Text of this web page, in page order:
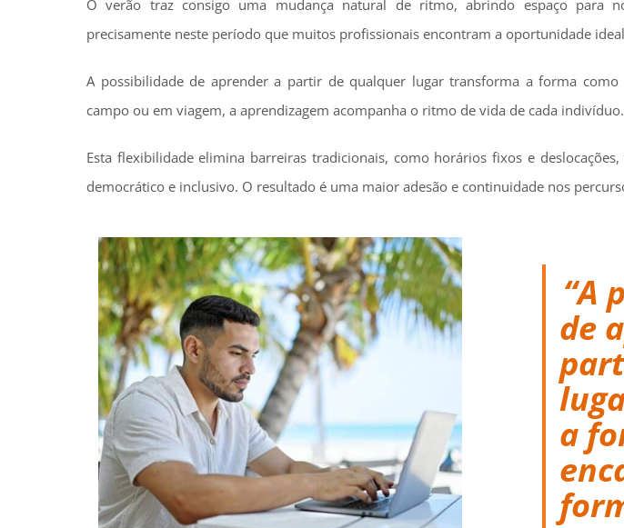
O verão traz consigo uma mudança natural de ritmo, abrindo espaço para
precisamente neste período que muitos profissionais encontram a oportunidade
A possibilidade de aprender a partir de qualquer lugar transforma a forma
campo ou em viagem, a aprendizagem acompanha o ritmo de vida de cada indivíduo.
Esta flexibilidade elimina barreiras tradicionais, como horários fixos e
democrático e inclusivo. O resultado é uma maior adesão e continuidade nos
“A
de
a